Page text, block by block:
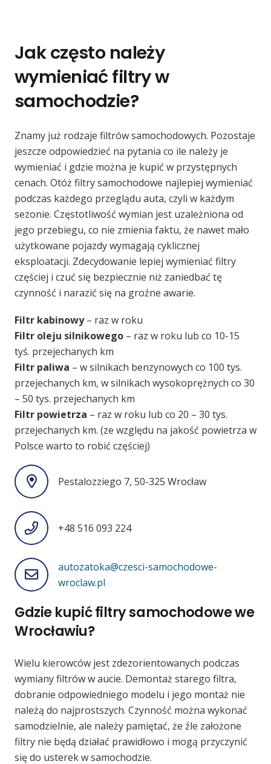
Jak często należy
wymieniać filtry w
samochodzie?
Znamy już rodzaje filtrów samochodowych. Pozostaje
jeszcze odpowiedzieć na pytania co ile należy je
wymieniać i gdzie można je kupić w przystępnych
cenach. Otóż filtry samochodowe najlepiej wymieniać
podczas każdego przeglądu auta, czyli w każdym
sezonie. Częstotliwość wymian jest uzależniona od
jego przebiegu, co nie zmienia faktu, że nawet mało
użytkowane pojazdy wymagają cyklicznej
eksploatacji. Zdecydowanie lepiej wymieniać filtry
częściej i czuć się bezpiecznie niż zaniedbać tę
czynność i narazić się na groźne awarie.
Filtr kabinowy– raz w roku
Filtr oleju silnikowego – raz w roku lub co 10-15
tyś. przejechanych km
Filtr paliwa – w silnikach benzynowych co 100 tys.
przejechanych km, w silnikach wysokoprężnych co 30
– 50 tys. przejechanych km
Filtr powietrza – raz w roku lub co 20 – 30 tys.
przejechanych km. (ze względu na jakość powietrza w
Polsce warto to robić częściej)
Pestalozziego 7, 50-325 Wrocław
+48 516 093 224
autozatoka@czesci-samochodowe-
wroclaw.pl
Gdzie kupić filtry samochodowe we
Wrocławiu?
Wielu kierowców jest zdezorientowanych podczas
wymiany filtrów w aucie. Demontaż starego filtra,
dobranie odpowiedniego modelu i jego montaż nie
należą do najprostszych. Czynność można wykonać
samodzielnie, ale należy pamiętać, że źle założone
filtry nie będą działać prawidłowo i mogą przyczynić
się do usterek w samochodzie.